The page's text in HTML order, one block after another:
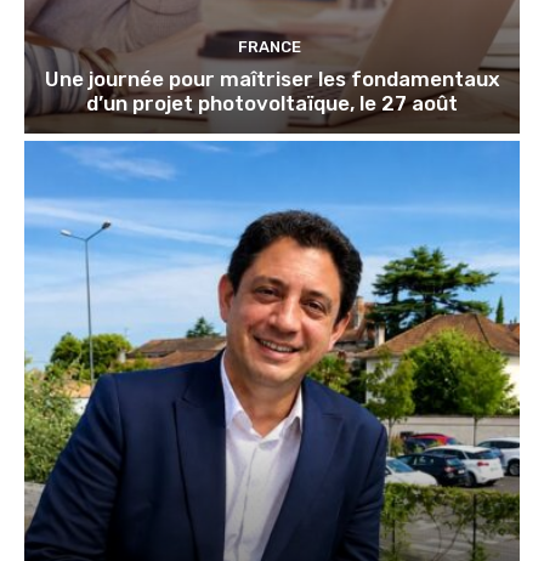
FRANCE
Une journée pour maîtriser les fondamentaux
d’un projet photovoltaïque, le 27 août